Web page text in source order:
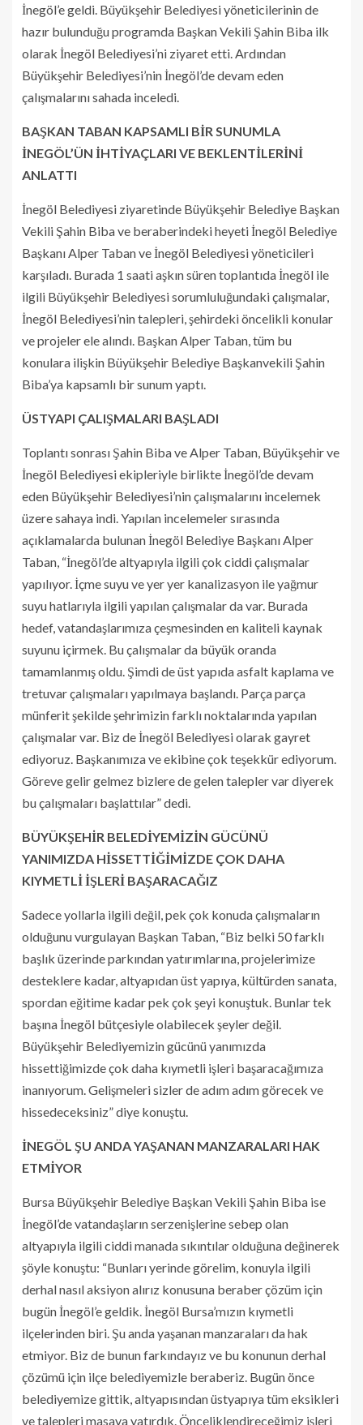
İnegöl’e geldi. Büyükşehir Belediyesi yöneticilerinin de
hazır bulunduğu programda Başkan Vekili Şahin Biba ilk
olarak İnegöl Belediyesi’ni ziyaret etti. Ardından
Büyükşehir Belediyesi’nin İnegöl’de devam eden
çalışmalarını sahada inceledi.
BAŞKAN TABAN KAPSAMLI BİR SUNUMLA
İNEGÖL’ÜN İHTİYAÇLARI VE BEKLENTİLERİNİ
ANLATTI
İnegöl Belediyesi ziyaretinde Büyükşehir Belediye Başkan
Vekili Şahin Biba ve beraberindeki heyeti İnegöl Belediye
Başkanı Alper Taban ve İnegöl Belediyesi yöneticileri
karşıladı. Burada 1 saati aşkın süren toplantıda İnegöl ile
ilgili Büyükşehir Belediyesi sorumluluğundaki çalışmalar,
İnegöl Belediyesi’nin talepleri, şehirdeki öncelikli konular
ve projeler ele alındı. Başkan Alper Taban, tüm bu
konulara ilişkin Büyükşehir Belediye Başkanvekili Şahin
Biba’ya kapsamlı bir sunum yaptı.
ÜSTYAPI ÇALIŞMALARI BAŞLADI
Toplantı sonrası Şahin Biba ve Alper Taban, Büyükşehir ve
İnegöl Belediyesi ekipleriyle birlikte İnegöl’de devam
eden Büyükşehir Belediyesi’nin çalışmalarını incelemek
üzere sahaya indi. Yapılan incelemeler sırasında
açıklamalarda bulunan İnegöl Belediye Başkanı Alper
Taban, “İnegöl’de altyapıyla ilgili çok ciddi çalışmalar
yapılıyor. İçme suyu ve yer yer kanalizasyon ile yağmur
suyu hatlarıyla ilgili yapılan çalışmalar da var. Burada
hedef, vatandaşlarımıza çeşmesinden en kaliteli kaynak
suyunu içirmek. Bu çalışmalar da büyük oranda
tamamlanmış oldu. Şimdi de üst yapıda asfalt kaplama ve
tretuvar çalışmaları yapılmaya başlandı. Parça parça
münferit şekilde şehrimizin farklı noktalarında yapılan
çalışmalar var. Biz de İnegöl Belediyesi olarak gayret
ediyoruz. Başkanımıza ve ekibine çok teşekkür ediyorum.
Göreve gelir gelmez bizlere de gelen talepler var diyerek
bu çalışmaları başlattılar” dedi.
BÜYÜKŞEHİR BELEDİYEMİZİN GÜCÜNÜ
YANIMIZDA HİSSETTİĞİMİZDE ÇOK DAHA
KIYMETLİ İŞLERİ BAŞARACAĞIZ
Sadece yollarla ilgili değil, pek çok konuda çalışmaların
olduğunu vurgulayan Başkan Taban, “Biz belki 50 farklı
başlık üzerinde parkından yatırımlarına, projelerimize
desteklere kadar, altyapıdan üst yapıya, kültürden sanata,
spordan eğitime kadar pek çok şeyi konuştuk. Bunlar tek
başına İnegöl bütçesiyle olabilecek şeyler değil.
Büyükşehir Belediyemizin gücünü yanımızda
hissettiğimizde çok daha kıymetli işleri başaracağımıza
inanıyorum. Gelişmeleri sizler de adım adım görecek ve
hissedeceksiniz” diye konuştu.
İNEGÖL ŞU ANDA YAŞANAN MANZARALARI HAK
ETMİYOR
Bursa Büyükşehir Belediye Başkan Vekili Şahin Biba ise
İnegöl’de vatandaşların serzenişlerine sebep olan
altyapıyla ilgili ciddi manada sıkıntılar olduğuna değinerek
şöyle konuştu: “Bunları yerinde görelim, konuyla ilgili
derhal nasıl aksiyon alırız konusuna beraber çözüm için
bugün İnegöl’e geldik. İnegöl Bursa’mızın kıymetli
ilçelerinden biri. Şu anda yaşanan manzaraları da hak
etmiyor. Biz de bunun farkındayız ve bu konunun derhal
çözümü için ilçe belediyemizle beraberiz. Bugün önce
belediyemize gittik, altyapısından üstyapıya tüm eksikleri
ve talepleri masaya yatırdık. Önceliklendireceğimiz işleri